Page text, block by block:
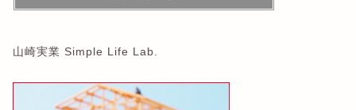
山崎実業 Simple Life Lab.